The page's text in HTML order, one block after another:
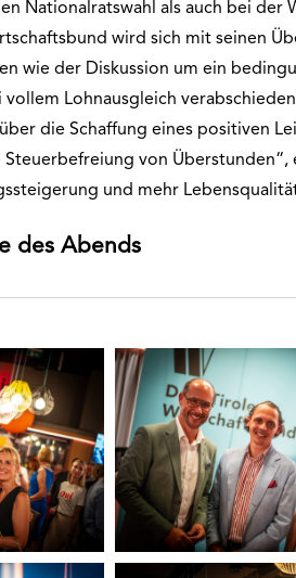
Nationalratswahl als auch bei der
wird sich mit seinen
wie der Diskussion um ein
Lohnausgleich
die Schaffung eines positiven
von
und mehr
des Abends